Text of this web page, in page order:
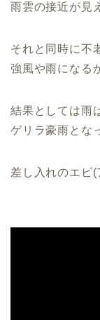
雨雲の接近が見
それと同時に不
強風や雨になる
結果としては雨
ゲリラ豪雨とな
差し入れのエビ